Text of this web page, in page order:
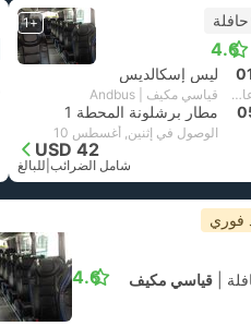
حافلة
4.6
+1
ليس إسكالديس
٣ ساعات و‫35 دقائق قياسي مكيف | Andbus
مطار برشلونة المحطة 1
الوصول في إثنين, أغسطس 10
USD 42
شامل الضرائب للبالغ
فوري
قياسي مكيف 4.6